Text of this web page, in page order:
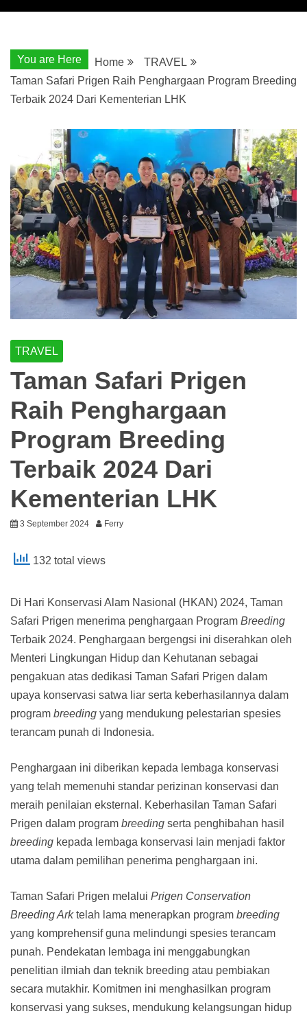
You are Here Home
TRAVEL
Taman Safari Prigen Raih Penghargaan Program Breeding
Terbaik 2024 Dari Kementerian LHK
TRAVEL
Taman Safari Prigen
Raih Penghargaan
Program Breeding
Terbaik 2024 Dari
Kementerian LHK
3 September 2024 Ferry
132 total views
Di Hari Konservasi Alam Nasional (HKAN) 2024, Taman
Safari Prigen menerima penghargaan Program Breeding
Terbaik 2024. Penghargaan bergengsi ini diserahkan oleh
Menteri Lingkungan Hidup dan Kehutanan sebagai
pengakuan atas dedikasi Taman Safari Prigen dalam
upaya konservasi satwa liar serta keberhasilannya dalam
program breeding yang mendukung pelestarian spesies
terancam punah di Indonesia.
Penghargaan ini diberikan kepada lembaga konservasi
yang telah memenuhi standar perizinan konservasi dan
meraih penilaian eksternal. Keberhasilan Taman Safari
Prigen dalam program breeding serta penghibahan hasil
breeding kepada lembaga konservasi lain menjadi faktor
utama dalam pemilihan penerima penghargaan ini.
Taman Safari Prigen melalui Prigen Conservation
Breeding Arktelah lama menerapkan program breeding
yang komprehensif guna melindungi spesies terancam
punah. Pendekatan lembaga ini menggabungkan
penelitian ilmiah dan teknik breeding atau pembiakan
secara mutakhir. Komitmen ini menghasilkan program
konservasi yang sukses, mendukung kelangsungan hidup